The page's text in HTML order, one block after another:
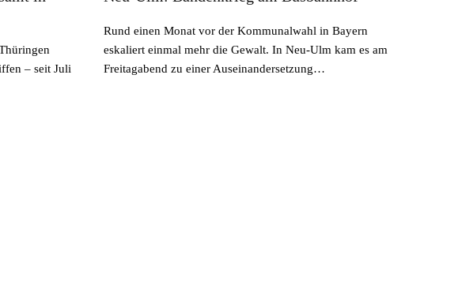
– seit Juli
Rund einen Monat vor der Kommunalwahl in Bayern
eskaliert einmal mehr die Gewalt. In Neu-Ulm kam es am
Freitagabend zu einer Auseinandersetzung…